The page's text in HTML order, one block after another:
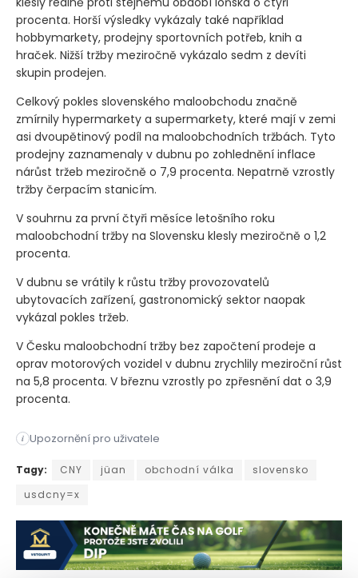
procenta. Horší výsledky vykázaly také například
hobbymarkety, prodejny sportovních potřeb, knih a
hraček. Nižší tržby meziročně vykázalo sedm z devíti
skupin prodejen.
Celkový pokles slovenského maloobchodu značně
zmírnily hypermarkety a supermarkety, které mají v zemi
asi dvoupětinový podíl na maloobchodních tržbách. Tyto
prodejny zaznamenaly v dubnu po zohlednění inflace
nárůst tržeb meziročně o 7,9 procenta. Nepatrně vzrostly
tržby čerpacím stanicím.
V souhrnu za první čtyři měsíce letošního roku
maloobchodní tržby na Slovensku klesly meziročně o 1,2
procenta.
V dubnu se vrátily k růstu tržby provozovatelů
ubytovacích zařízení, gastronomický sektor naopak
vykázal pokles tržeb.
V Česku maloobchodní tržby bez započtení prodeje a
oprav motorových vozidel v dubnu zrychlily meziroční růst
na 5,8 procenta. V březnu vzrostly po zpřesnění dat o 3,9
procenta.
i Upozornění pro uživatele
Čínský jüan v pátek oslabil vůči dolaru a klesl na téměř
Tagy: CNY jüan obchodní válka
slovensko
usdcny=x